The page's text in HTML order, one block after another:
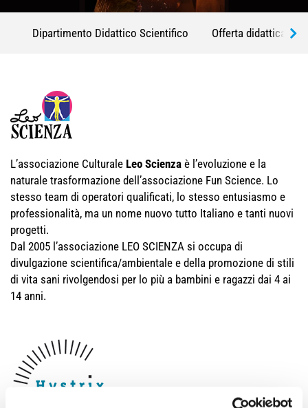
Dipartimento Didattico Scientifico Offerta didattica
L’associazione Culturale Leo Scienza è l’evoluzione e la
naturale trasformazione dell’associazione Fun Science. Lo
stesso team di operatori qualificati, lo stesso entusiasmo e
professionalità, ma un nome nuovo tutto Italiano e tanti nuovi
progetti.
Dal 2005 l’associazione LEO SCIENZA si occupa di
divulgazione scientifica/ambientale e della promozione di stili
di vita sani rivolgendosi per lo più a bambini e ragazzi dai 4 ai
14 anni.